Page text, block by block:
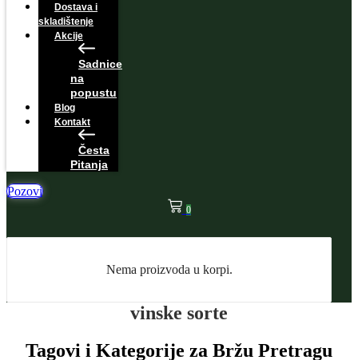
Dostava i
skladištenje
Akcije
Sadnice
na
popustu
Blog
Kontakt
Česta
Pitanja
Pozovi
0
Nema proizvoda u korpi.
vinske sorte
Tagovi i Kategorije za Bržu Pretragu